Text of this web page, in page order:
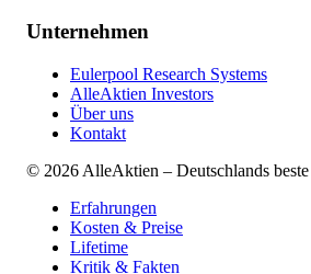
Unternehmen
Eulerpool Research Systems
AlleAktien Investors
Über uns
Kontakt
© 2026 AlleAktien – Deutschlands
Erfahrungen
Kosten & Preise
Lifetime
Kritik & Fakten